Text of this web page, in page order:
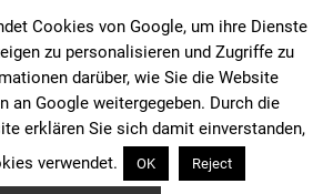
Cookies von Google, um ihre Dienste
zu personalisieren und Zugriffe zu
darüber, wie Sie die Website
an Google weitergegeben. Durch die
erklären Sie sich damit einverstanden,
verwendet.
OK Reject